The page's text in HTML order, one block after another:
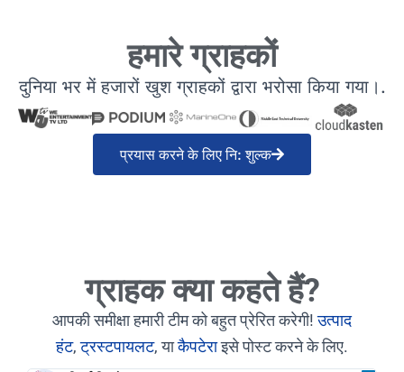
हमारे ग्राहकों
दुनिया भर में हजारों खुश ग्राहकों द्वारा भरोसा किया गया।.
प्रयास करने के लिए नि: शुल्क
ग्राहक क्या कहते हैं?
आपकी समीक्षा हमारी टीम को बहुत प्रेरित करेगी!उत्पाद
हंट,ट्रस्टपायलट, याकैपटेराइसे पोस्ट करने के लिए.